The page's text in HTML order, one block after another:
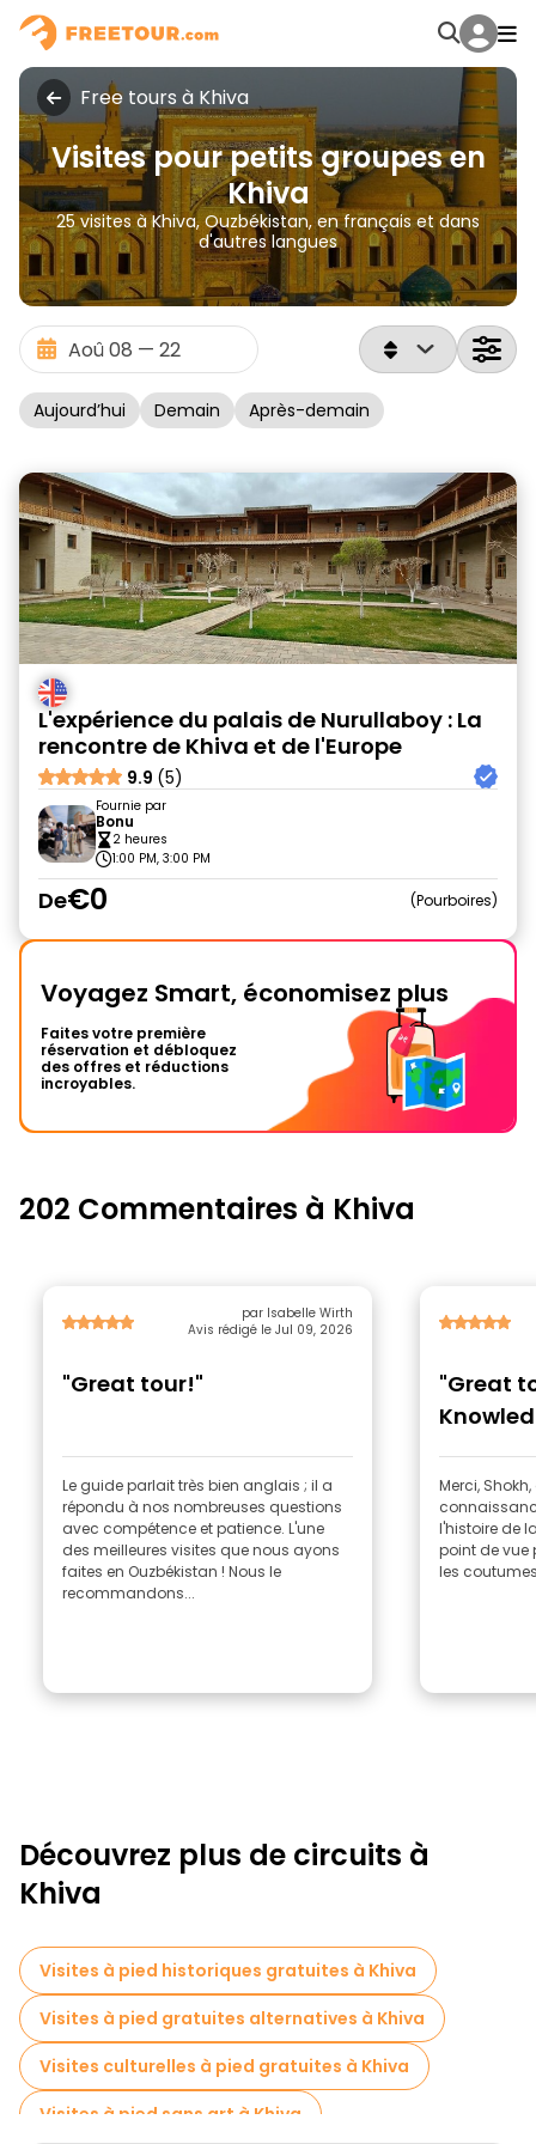
Free tours à Khiva
Visites pour petits groupes en
Khiva
25 visites à Khiva, Ouzbékistan, en français et dans
d'autres langues
Aujourd’hui Demain Après-demain
L'expérience du palais de Nurullaboy : La
rencontre de Khiva et de l'Europe
9.9 (5)
Fournie par
Bonu
2 heures
1:00 PM, 3:00 PM
De€0 Pourboires
Voyagez Smart, économisez plus
Faites votre première
réservation et débloquez
des offres et réductions
incroyables.
202 Commentaires à Khiva
par Isabelle Wirth
Avis rédigé le Jul 09, 2026
"Great tour!"
Le guide parlait très bien anglais ; il a
répondu à nos nombreuses questions
avec compétence et patience. L'une
des meilleures visites que nous ayons
faites en Ouzbékistan ! Nous le
recommandons...
"Great
Merci,
l'histoire de
point de vue
les
Découvrez plus de circuits à
Khiva
Visites à pied historiques gratuites à Khiva
Visites à pied gratuites alternatives à Khiva
Visites culturelles à pied gratuites à Khiva
Visites à pied sans art à Khiva